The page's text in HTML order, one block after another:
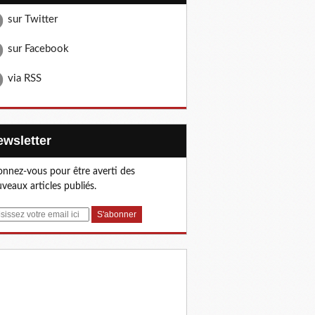
sur Twitter
sur Facebook
via RSS
vous pour être averti des
articles publiés.